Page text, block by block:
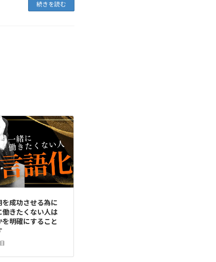
続きを読む
を成功させる為に
働きたくない人は
を明確にすること